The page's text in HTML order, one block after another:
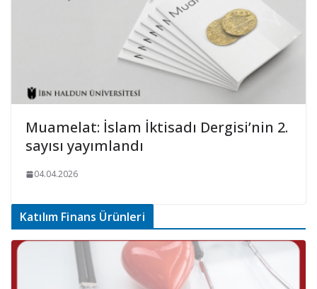
Muamelat: İslam İktisadı Dergisi’nin 2.
sayısı yayımlandı
04.04.2026
Katılım Finans Ürünleri